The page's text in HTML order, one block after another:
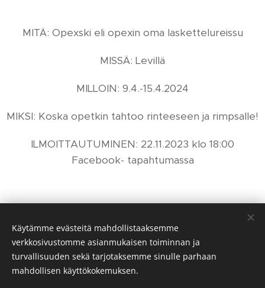
MITÄ: Opexski eli opexin oma laskettelureissu
MISSÄ: Levillä
MILLOIN: 9.4.-15.4.2024
MIKSI: Koska opetkin tahtoo rinteeseen ja rimpsalle!
ILMOITTAUTUMINEN: 22.11.2023 klo 18:00
Facebook- tapahtumassa
Assistentinkatu 5, 20500 Turku. opex(at)utu.fi
© 2020 Opex ry. Kaikki oikeudet pidätetään.
Käytämme evästeitä mahdollistaaksemme
verkkosivustomme asianmukaisen toiminnan ja
turvallisuuden sekä tarjotaksemme sinulle parhaan
mahdollisen käyttökokemuksen.